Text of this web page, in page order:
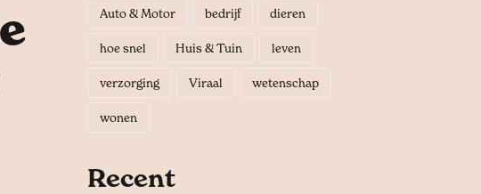
Auto & Motor bedrijf dieren
hoe snel Huis & Tuin leven
verzorging Viraal wetenschap
wonen
Recent